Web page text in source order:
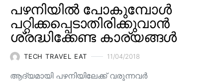
പഴനിയിൽ പോകുമ്പോൾ
പറ്റിക്കപ്പെടാതിരിക്കുവാൻ
ശ്രദ്ധിക്കേണ്ട കാര്യങ്ങൾ
TECH TRAVEL EAT 11/04/2018
ആദ്യമായി പഴനിയിലേക്ക് വരുന്നവര്‍